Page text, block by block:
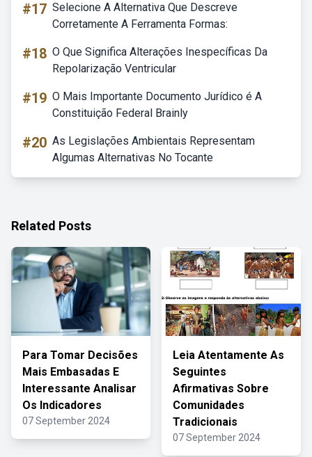
#17 Selecione A Alternativa Que Descreve
Corretamente A Ferramenta Formas:
#18 O Que Significa Alterações Inespecíficas Da
Repolarização Ventricular
#19 O Mais Importante Documento Jurídico é A
Constituição Federal Brainly
#20 As Legislações Ambientais Representam
Algumas Alternativas No Tocante
Related Posts
Para Tomar Decisões
Mais Embasadas E
Interessante Analisar
Os Indicadores
07 September 2024
Leia Atentamente As
Seguintes
Afirmativas Sobre
Comunidades
Tradicionais
07 September 2024